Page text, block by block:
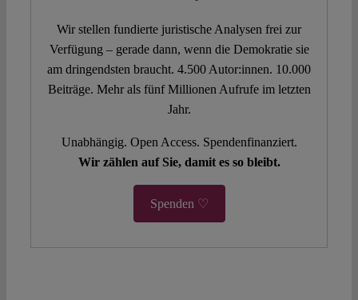
Wir stellen fundierte juristische Analysen frei zur
Verfügung – gerade dann, wenn die Demokratie sie
am dringendsten braucht. 4.500 Autor:innen. 10.000
Beiträge. Mehr als fünf Millionen Aufrufe im letzten
Jahr.
Unabhängig. Open Access. Spendenfinanziert.
Wir zählen auf Sie, damit es so bleibt.
Spenden ♡